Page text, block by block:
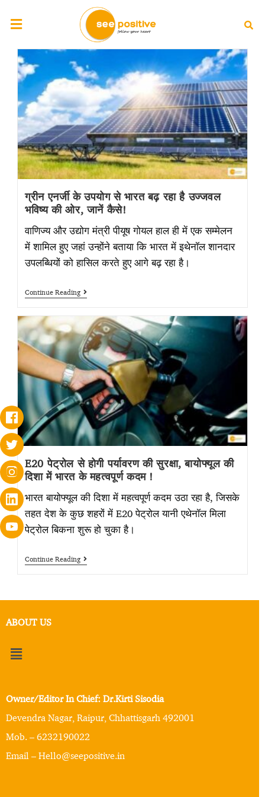
ग्रीन एनर्जी के उपयोग से भारत बढ़ रहा है उज्जवल
भविष्य की ओर, जानें कैसे!
वाणिज्य और उद्योग मंत्री पीयूष गोयल हाल ही में एक सम्मेलन
में शामिल हुए जहां उन्होंने बताया कि भारत में इथेनॉल शानदार
उपलब्धियों को हासिल करते हुए आगे बढ़ रहा है।
Continue Reading
E20 पेट्रोल से होगी पर्यावरण की सुरक्षा, बायोफ्यूल की
दिशा में भारत के महत्वपूर्ण कदम !
भारत बायोफ्यूल की दिशा में महत्वपूर्ण कदम उठा रहा है, जिसके
तहत देश के कुछ शहरों में E20 पेट्रोल यानी एथेनॉल मिला
पेट्रोल बिकना शुरू हो चुका है।
Continue Reading
ABOUT US
Owner/Editor In Chief: Dr.Kirti Sisodia
Devendra Nagar, Raipur, Chhattisgarh 492001
Mob. – 6232190022
Email – Hello@seepositive.in